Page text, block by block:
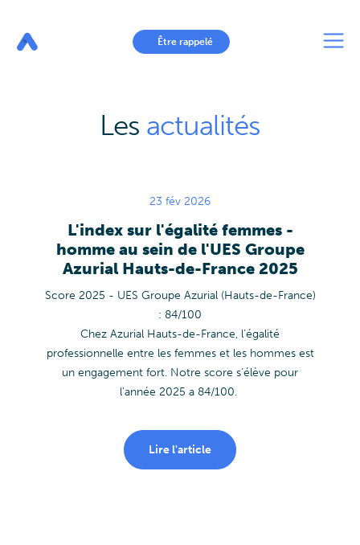
principal
Être rappelé
Les actualités
23 fév 2026
L'index sur l'égalité femmes -
homme au sein de l'UES Groupe
Azurial Hauts-de-France 2025
Score 2025 - UES Groupe Azurial (Hauts-de-France)
: 84/100
Chez Azurial Hauts-de-France, l’égalité
professionnelle entre les femmes et les hommes est
un engagement fort. Notre score s’élève pour
l’année 2025 a 84/100.
Lire l'article